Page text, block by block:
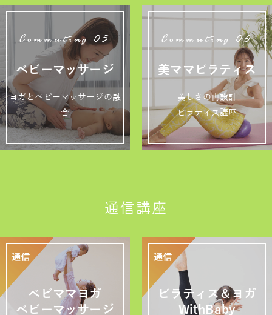
Commuting 05
ベビーマッサージ
ヨガとベビーマッサージの融
合
Commuting 06
美ママピラティス
美しさの再設計
ピラティス講座
通信講座
ベビママヨガ
ベビーマッサージ
ピラティス＆ヨガ
WithBaby